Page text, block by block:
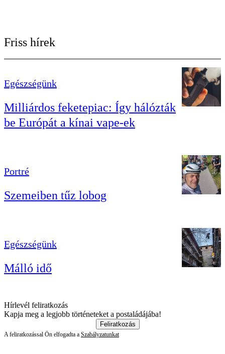
Friss hírek
Egészségünk
Milliárdos feketepiac: Így hálózták
be Európát a kínai vape-ek
Portré
Szemeiben tűz lobog
Egészségünk
Málló idő
Hírlevél feliratkozás
Kapja meg a legjobb történeteket a postaládájába!
Feliratkozás
A feliratkozással Ön elfogadta a Szabályzatunkat